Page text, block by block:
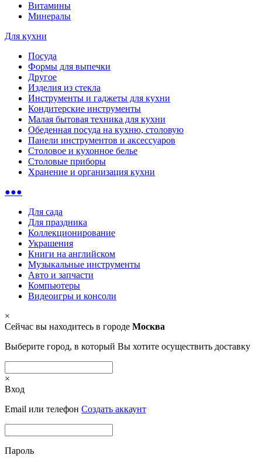
Витамины
Минералы
Для кухни
Посуда
Формы для выпечки
Другое
Изделия из стекла
Инструменты и гаджеты для кухни
Кондитерские инструменты
Малая бытовая техника для кухни
Обеденная посуда на кухню, столовую
Панели инструментов и аксессуаров
Столовое и кухонное белье
Столовые приборы
Хранение и организация кухни
●●●
Для сада
Для праздника
Коллекционирование
Украшения
Книги на английском
Музыкальные инструменты
Авто и запчасти
Компьютеры
Видеоигры и консоли
×
Сейчас вы находитесь в городе Москва
Выберите город, в который Вы хотите осуществить доставку
×
Вход
Email или телефон Создать аккаунт
Пароль